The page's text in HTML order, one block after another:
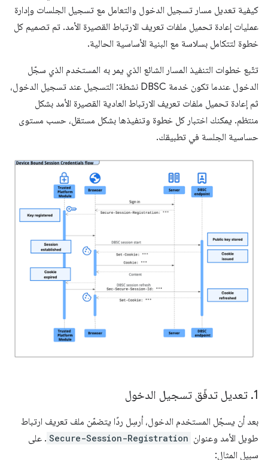
كيفية تعديل مسار تسجيل الدخول والتعامل مع تسجيل الجلسات وإدارة
عمليات إعادة تحميل ملفات تعريف الارتباط القصيرة الأمد. تم تصميم كل
خطوة لتتكامل بسلاسة مع البنية الأساسية الحالية.
تتّبع خطوات التنفيذ المسار الشائع الذي يمر به المستخدم الذي سجّل
الدخول عندما تكون خدمة DBSC نشطة: التسجيل عند تسجيل الدخول،
ثم إعادة تحميل ملفات تعريف الارتباط العادية القصيرة الأمد بشكل
منتظم. يمكنك اختبار كل خطوة وتنفيذها بشكل مستقل، حسب مستوى
حساسية الجلسة في تطبيقك.
1
. تعديل تدفّق تسجيل الدخول
بعد أن يسجّل المستخدم الدخول، أرسِل ردًا يتضمّن ملف تعريف ارتباط
طويل الأمد وعنوان Secure-Session-Registration . على
سبيل المثال: